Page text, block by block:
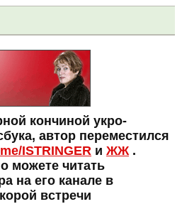
кончиной укро-
автор переместился
ISTRINGER и ЖЖ.
можете читать
на его канале в
встречи